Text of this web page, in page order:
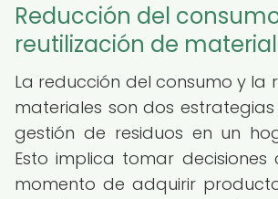
Reducción del
reutilización de
La reducción del consumo y la
materiales son dos
gestión de residuos en un
Esto implica tomar decisiones
momento de adquirir